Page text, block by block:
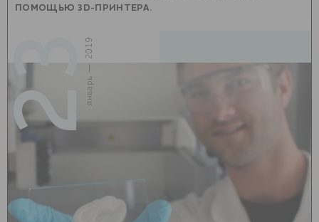
ПОМОЩЬЮ 3D-ПРИНТЕРА.
23
январь — 2019